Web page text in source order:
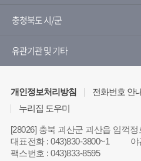
충청북도 시/군
유관기관 및 기타
개인정보처리방침 전화번호 안
누리집 도우미
[28026] 충북 괴산군 괴산읍 임꺽정
대표전화:043)830-3800~1 야
팩스번호 :043)833-8595